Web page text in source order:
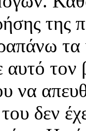
της
τα
αυτό
να
δεν